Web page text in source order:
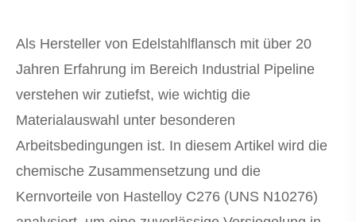
Als Hersteller von Edelstahlflansch mit über 20
Jahren Erfahrung im Bereich Industrial Pipeline
verstehen wir zutiefst, wie wichtig die
Materialauswahl unter besonderen
Arbeitsbedingungen ist. In diesem Artikel wird die
chemische Zusammensetzung und die
Kernvorteile von Hastelloy C276 (UNS N10276)